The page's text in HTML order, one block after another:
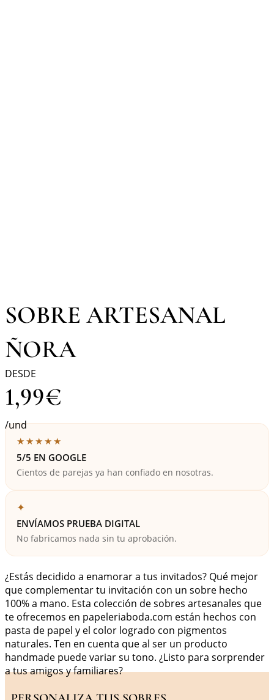
SOBRE ARTESANAL
ÑORA
DESDE
1,99€
/und
★★★★★
5/5 EN GOOGLE
Cientos de parejas ya han confiado en nosotras.
✦
ENVÍAMOS PRUEBA DIGITAL
No fabricamos nada sin tu aprobación.
¿Estás decidido a enamorar a tus invitados? Qué mejor
que complementar tu invitación con un sobre hecho
100% a mano. Esta colección de sobres artesanales que
te ofrecemos en papeleriaboda.com están hechos con
pasta de papel y el color logrado con pigmentos
naturales. Ten en cuenta que al ser un producto
handmade puede variar su tono. ¿Listo para sorprender
a tus amigos y familiares?